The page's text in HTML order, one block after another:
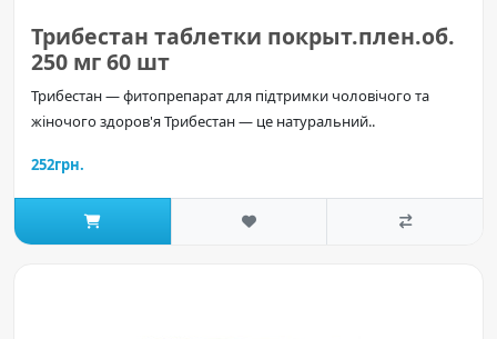
Трибестан таблетки покрыт.плен.об.
250 мг 60 шт
Трибестан — фитопрепарат для підтримки чоловічого та
жіночого здоров'я Трибестан — це натуральний..
252грн.